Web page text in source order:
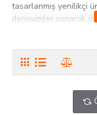
tasarlanmış yenilikçi
deneyimler sunarak
dostu malzemelerden
sağlar. Farklı
hem de uzaktan
Suya dayanıklı ve